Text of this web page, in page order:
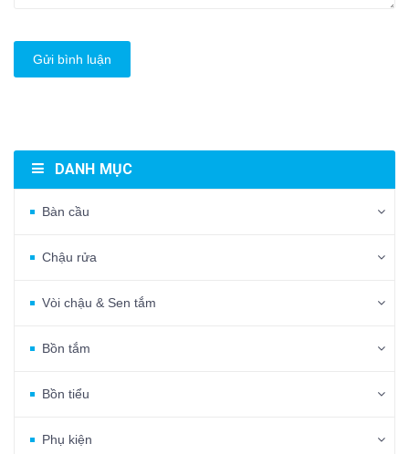
Gửi bình luận
DANH MỤC
Bàn cầu
Chậu rửa
Vòi chậu & Sen tắm
Bồn tắm
Bồn tiểu
Phụ kiện